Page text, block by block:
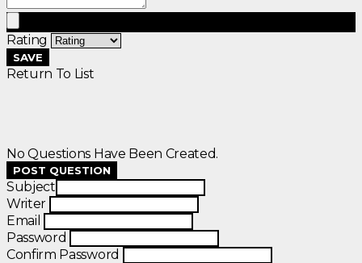
Rating
SAVE
Return To List
No Questions Have Been Created.
POST QUESTION
Subject
Writer
Email
Password
Confirm Password